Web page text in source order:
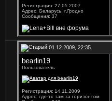
Регистрация: 27.05.2007
Адрес: Беларусь, г.Гродно
Сообщения: 37
01.12.2009, 22:35
bearlin19
Пользователь
Регистрация: 14.11.2009
Адрес: где-то там за горизонтом